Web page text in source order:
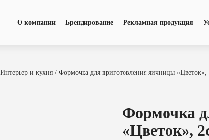
О компании Брендирование Рекламная продукция
Интерьер и кухня / Формочка для приготовления яичницы
Формочка
«Цветок»,